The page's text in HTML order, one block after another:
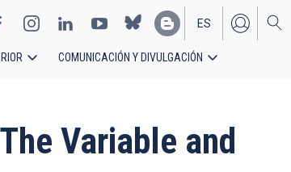
EN
ES
COMUNICACIÓN Y DIVULGACIÓN
Variable and